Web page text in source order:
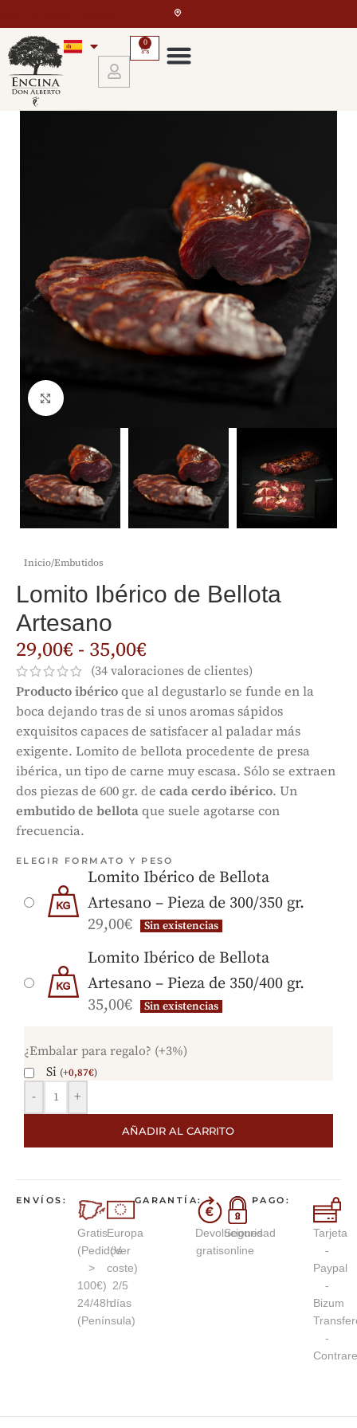
0
Clic para ampliar
Inicio/Embutidos
Lomito Ibérico de Bellota
Artesano
29,00€ - 35,00€
(34 valoraciones de clientes)
Producto ibéricoque al degustarlo se funde en la
boca dejando tras de si unos aromas sápidos
exquisitos capaces de satisfacer al paladar más
exigente. Lomito de bellota procedente de presa
ibérica, un tipo de carne muy escasa. Sólo se extraen
dos piezas de 600 gr. de cada cerdo ibérico. Un
embutido de bellotaque suele agotarse con
frecuencia.
ELEGIR FORMATO Y PESO
Lomito Ibérico de Bellota
Artesano – Pieza de 300/350 gr.
29,00€ Sin existencias
Lomito Ibérico de Bellota
Artesano – Pieza de 350/400 gr.
35,00€ Sin existencias
¿Embalar para regalo? (+3%)
Si (+0,87€)
- +
AÑADIR AL CARRITO
ENVÍOS:
Gratis
(Pedidos
>
100€)
24/48h
(Península)
Europa
(Ver
coste)
2/5
días
GARANTÍA:
Devoluciones
gratis
Seguridad
online
PAGO:
Tarjeta
-
Paypal
-
Bizum
-